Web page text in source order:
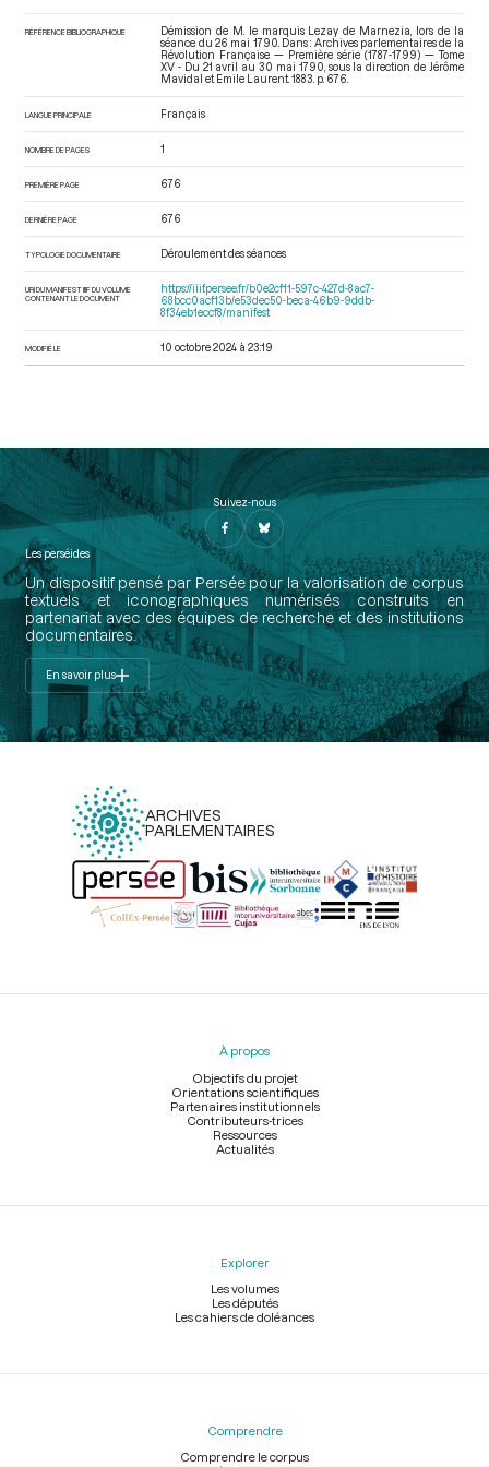
RÉFÉRENCE BIBLIOGRAPHIQUE
Démission de M. le marquis Lezay de Marnezia, lors de la
séance du 26 mai 1790. Dans : Archives parlementaires de la
Révolution Française — Première série (1787-1799) — Tome
XV - Du 21 avril au 30 mai 1790 , sous la direction de Jérôme
Mavidal et Emile Laurent. 1883. p. 676.
LANGUE PRINCIPALE Français
NOMBRE DE PAGES 1
PREMIÈRE PAGE 676
DERNIÈRE PAGE 676
TYPOLOGIE DOCUMENTAIRE Déroulement des séances
URI DU MANIFEST IIIF DU VOLUME
CONTENANT LE DOCUMENT
https://iiif.persee.fr/b0e2cf11-597c-427d-8ac7-
68bcc0acf13b/e53dec50-beca-46b9-9ddb-
8f34eb1eccf8/manifest
MODIFIÉ LE 10 octobre 2024 à 23:19
Suivez-nous
Les perséides
Un dispositif pensé par Persée pour la valorisation de corpus
textuels et iconographiques numérisés construits en
partenariat avec des équipes de recherche et des institutions
documentaires.
En savoir plus
ARCHIVES
PARLEMENTAIRES
Menu
À propos
Objectifs du projet
Orientations scientifiques
Partenaires institutionnels
Contributeurs-trices
Ressources
Actualités
Explorer
Les volumes
Les députés
Les cahiers de doléances
Comprendre
Comprendre le corpus